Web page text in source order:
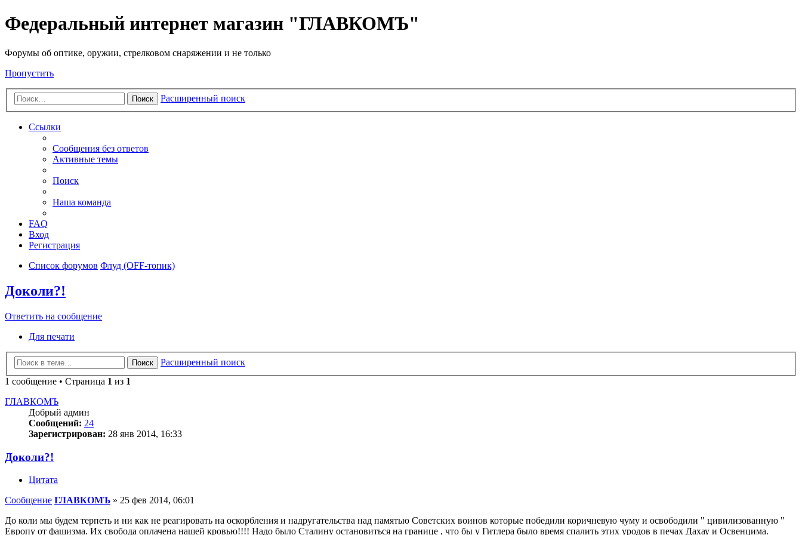
Федеральный интернет магазин "ГЛАВКОМЪ"
Форумы об оптике, оружии, стрелковом снаряжении и не только
Пропустить
Поиск Расширенный поиск
Ссылки
Сообщения без ответов
Активные темы
Поиск
Наша команда
FAQ
Вход
Регистрация
Список форумов Флуд (OFF-топик)
Доколи?!
Ответить на сообщение
Для печати
Поиск
Расширенный поиск
1 сообщение • Страница 1 из 1
ГЛАВКОМЪ
Добрый админ
Сообщений: 24
Зарегистрирован: 28 янв 2014, 16:33
Доколи?!
Цитата
Сообщение ГЛАВКОМЪ » 25 фев 2014, 06:01
До коли мы будем терпеть и ни как не реагировать на оскорбления и надругательства над памятью Советских воинов которые победили коричневую чуму и освободили " цивилизованную "
Европу от фашизма. Их свобода оплачена нашей кровью!!!! Надо было Сталину остановиться на границе , что бы у Гитлера было время спалить этих уродов в печах Дахау и Освенцима.